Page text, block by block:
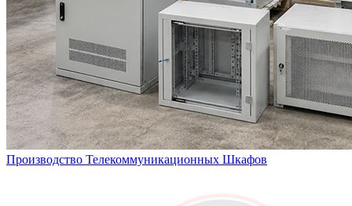
Производство Телекоммуникационных Шкафов